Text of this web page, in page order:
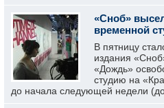
«Сноб»
временной
В пятницу
издания
«Дождь»
студию на
до начала следующей недели